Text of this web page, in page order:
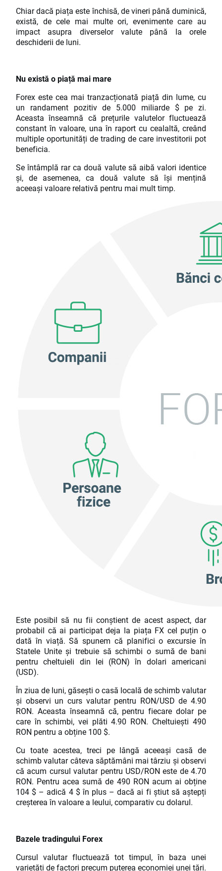
Chiar dacă piața este închisă, de vineri până duminică,
există, de cele mai multe ori, evenimente care au
impact asupra diverselor valute până la orele
deschiderii de luni.
Nu există o piață mai mare
Forex este cea mai tranzacționată piață din lume, cu
un randament pozitiv de 5.000 miliarde $ pe zi.
Aceasta înseamnă că prețurile valutelor fluctuează
constant în valoare, una în raport cu cealaltă, creând
multiple oportunități de trading de care investitorii pot
beneficia.
Se întâmplă rar ca două valute să aibă valori identice
și, de asemenea, ca două valute să își mențină
aceeași valoare relativă pentru mai mult timp.
Este posibil să nu fii conștient de acest aspect, dar
probabil că ai participat deja la piața FX cel puțin o
dată în viață. Să spunem că planifici o excursie în
Statele Unite și trebuie să schimbi o sumă de bani
pentru cheltuieli din lei (RON) în dolari americani
(USD).
În ziua de luni, găsești o casă locală de schimb valutar
și observi un curs valutar pentru RON/USD de 4.90
RON. Aceasta înseamnă că, pentru fiecare dolar pe
care în schimbi, vei plăti 4.90 RON. Cheltuiești 490
RON pentru a obține 100 $.
Cu toate acestea, treci pe lângă aceeași casă de
schimb valutar câteva săptămâni mai târziu și observi
că acum cursul valutar pentru USD/RON este de 4.70
RON. Pentru acea sumă de 490 RON acum ai obține
104 $ – adică 4 $ în plus – dacă ai fi știut să aștepți
creșterea în valoare a leului, comparativ cu dolarul.
Bazele tradingului Forex
Cursul valutar fluctuează tot timpul, în baza unei
varietăți de factori precum puterea economiei unei țări.